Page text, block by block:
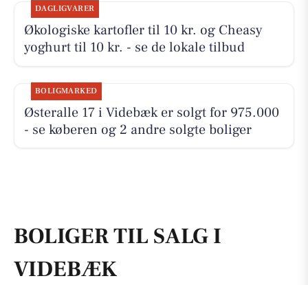
DAGLIGVARER
Økologiske kartofler til 10 kr. og Cheasy
yoghurt til 10 kr. - se de lokale tilbud
BOLIGMARKED
Østeralle 17 i Videbæk er solgt for 975.000
- se køberen og 2 andre solgte boliger
BOLIGER TIL SALG I
VIDEBÆK